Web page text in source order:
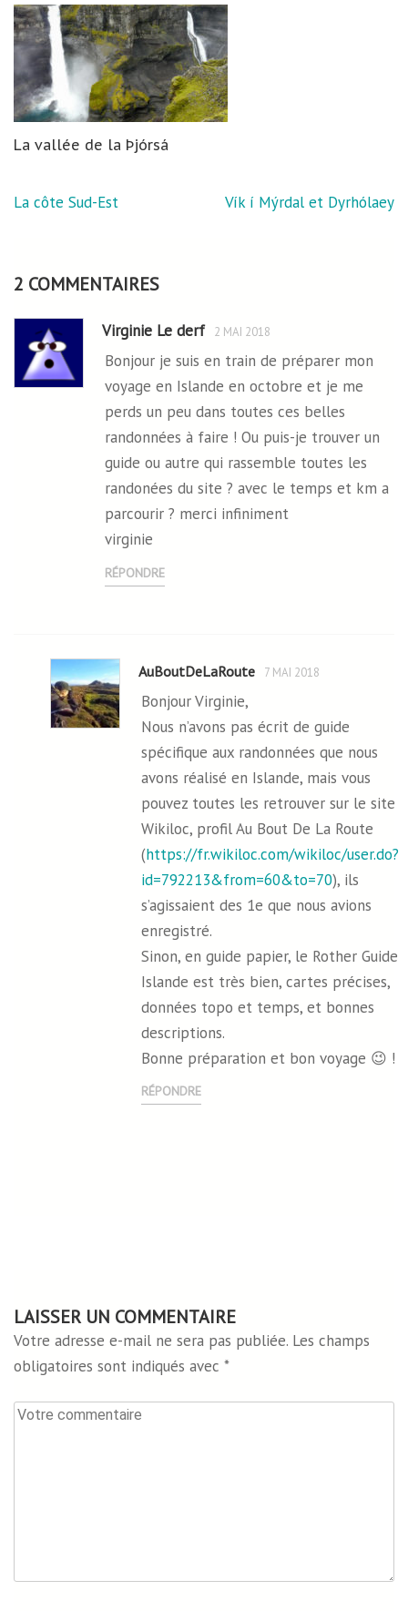
La vallée de la Þjórsá
Navigation
La côte Sud-Est Vík í Mýrdal et Dyrhólaey
2 COMMENTAIRES
Virginie Le derf 2 MAI 2018
Bonjour je suis en train de préparer mon
voyage en Islande en octobre et je me
perds un peu dans toutes ces belles
randonnées à faire ! Ou puis-je trouver un
guide ou autre qui rassemble toutes les
randonées du site ? avec le temps et km a
parcourir ? merci infiniment
virginie
RÉPONDRE
AuBoutDeLaRoute 7 MAI 2018
Bonjour Virginie,
Nous n’avons pas écrit de guide
spécifique aux randonnées que nous
avons réalisé en Islande, mais vous
pouvez toutes les retrouver sur le site
Wikiloc, profil Au Bout De La Route
(https://fr.wikiloc.com/wikiloc/user.do?
id=792213&from=60&to=70), ils
s’agissaient des 1e que nous avions
enregistré.
Sinon, en guide papier, le Rother Guide
Islande est très bien, cartes précises,
données topo et temps, et bonnes
descriptions.
Bonne préparation et bon voyage 😉 !
RÉPONDRE
LAISSER UN COMMENTAIRE
Votre adresse e-mail ne sera pas publiée. Les champs
obligatoires sont indiqués avec *
Votre